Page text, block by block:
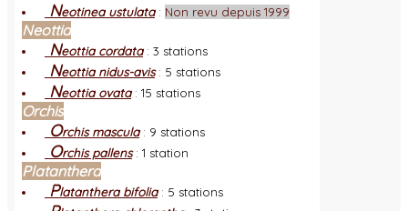
Neotinea ustulata: Non revu depuis 1999
Neottia
Neottia cordata: 3 stations
Neottia nidus-avis: 5 stations
Neottia ovata: 15 stations
Orchis
Orchis mascula: 9 stations
Orchis pallens: 1 station
Platanthera
Platanthera bifolia: 5 stations